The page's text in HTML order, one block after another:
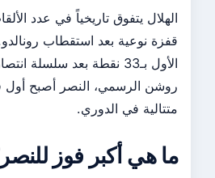
الهلال يتفوق تاريخياً في عدد
قفزة نوعية بعد استقطاب رونالدو.
الأول بـ33 نقطة بعد سلسلة
متتالية في الدوري.
ما هي أكبر فوز للنصر؟